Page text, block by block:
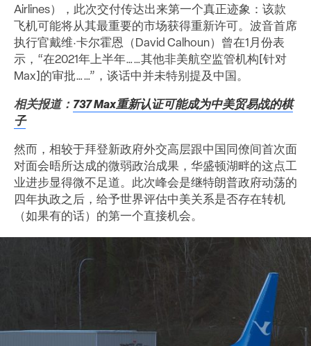
Airlines），此次交付传达出来第一个真正迹象：该款
飞机可能将从其最重要的市场获得重新许可。波音首席
执行官戴维·卡尔霍恩（David Calhoun）曾在1月份表
示，“在2021年上半年……其他非美航空监管机构[针对
Max]的审批……”，谈话中并未特别提及中国。
相关报道： 737 Max重新认证可能成为中美贸易战的棋
子
然而，相较于拜登新政府外交高层跟中国同僚间首次面
对面会晤所达成的微弱政治成果，华盛顿湖畔的这点工
业进步显得微不足道。此次峰会是继特朗普政府动荡的
四年执政之后，给予世界评估中美关系是否存在转机
（如果有的话）的第一个直接机会。